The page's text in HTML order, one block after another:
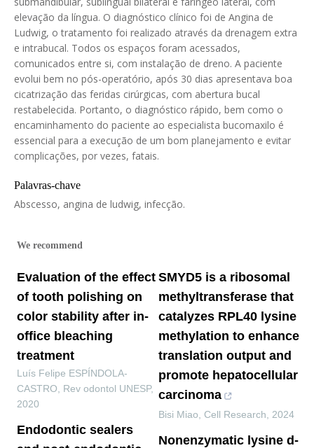
elevação da língua. O diagnóstico clínico foi de Angina de
Ludwig, o tratamento foi realizado através da drenagem extra
e intrabucal. Todos os espaços foram acessados,
comunicados entre si, com instalação de dreno. A paciente
evolui bem no pós-operatório, após 30 dias apresentava boa
cicatrização das feridas cirúrgicas, com abertura bucal
restabelecida. Portanto, o diagnóstico rápido, bem como o
encaminhamento do paciente ao especialista bucomaxilo é
essencial para a execução de um bom planejamento e evitar
complicações, por vezes, fatais.
Palavras-chave
Abscesso, angina de ludwig, infecção.
We recommend
Evaluation of the effect
of tooth polishing on
color stability after in-
office bleaching
treatment
Luís Felipe ESPÍNDOLA-
CASTRO
Rev odontol UNESP,
2020
Endodontic sealers
SMYD5 is a ribosomal
methyltransferase that
catalyzes RPL40 lysine
methylation to enhance
translation output and
promote hepatocellular
carcinoma
Bisi Miao Cell Research 2024
Nonenzymatic lysine d-